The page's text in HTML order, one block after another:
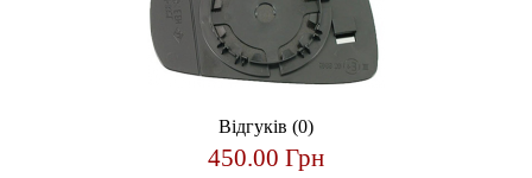
Відгуків (0)
450.00 Грн